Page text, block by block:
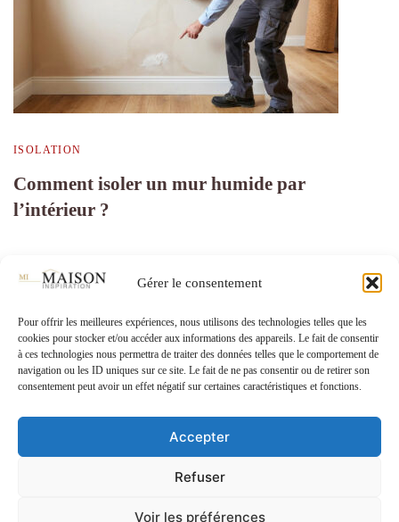
Gérer le consentement
Pour offrir les meilleures expériences, nous utilisons des technologies telles que les
cookies pour stocker et/ou accéder aux informations des appareils. Le fait de consentir
à ces technologies nous permettra de traiter des données telles que le comportement de
navigation ou les ID uniques sur ce site. Le fait de ne pas consentir ou de retirer son
consentement peut avoir un effet négatif sur certaines caractéristiques et fonctions.
Accepter
Refuser
Voir les préférences
ISOLATION
Comment isoler un mur humide par
l’intérieur ?
Pagination
des
publications
Page
1 Page
2 Page
3
© Copyright.2026 . Tous droits réservés.